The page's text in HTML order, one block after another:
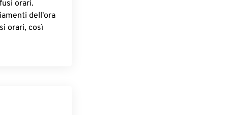
orari.
dell'ora
orari, così